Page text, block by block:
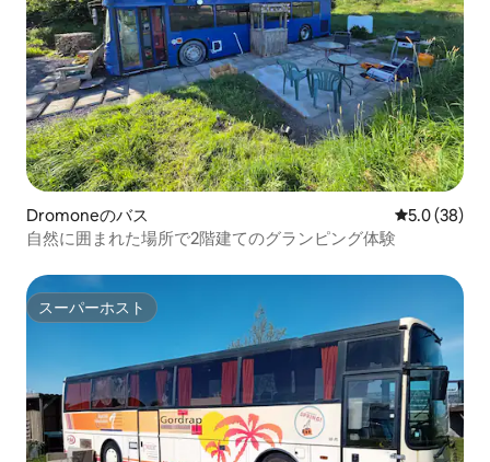
Dromoneのバス レビュー38
5.0 (38)
自然に囲まれた場所で2階建てのグランピング体験
スーパーホスト
スーパーホスト